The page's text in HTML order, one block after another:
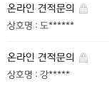
온라인 견적문의
상호명 : 도******
온라인 견적문의
상호명 : 강*****